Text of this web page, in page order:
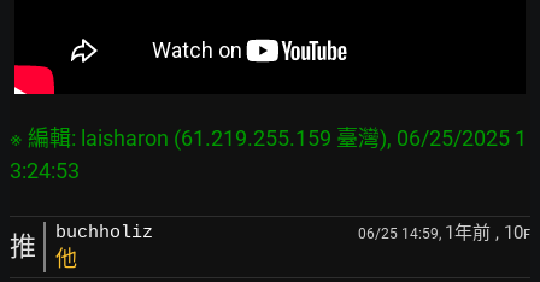
※ 編輯: laisharon (61.219.255.159 臺灣), 06/25/2025 1
推 buchholiz 06/25 14:59, 1年前 , 10F
他